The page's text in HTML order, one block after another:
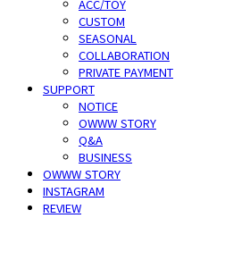
ACC/TOY
CUSTOM
SEASONAL
COLLABORATION
PRIVATE PAYMENT
SUPPORT
NOTICE
OWWW STORY
Q&A
BUSINESS
OWWW STORY
INSTAGRAM
REVIEW